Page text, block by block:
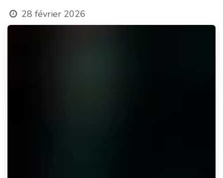
28 février 2026